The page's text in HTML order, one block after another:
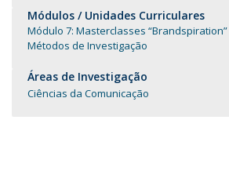
Módulos / Unidades Curriculares
Módulo 7: Masterclasses “Brandspiration”
Métodos de Investigação
Áreas de Investigação
Ciências da Comunicação